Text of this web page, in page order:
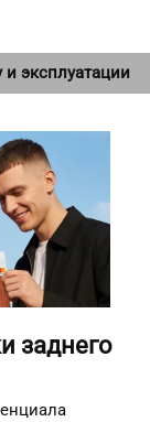
и эксплуатации
заднего